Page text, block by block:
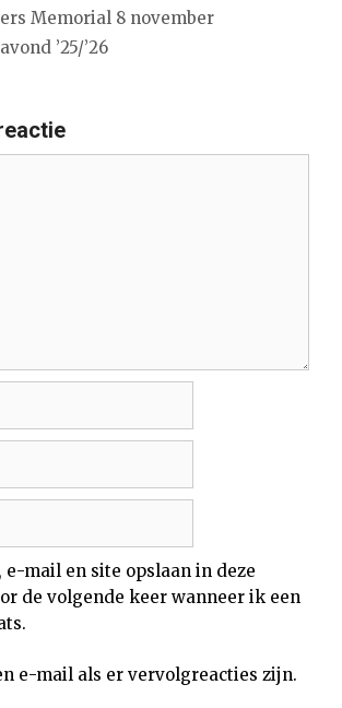
Memorial 8 november
’25/’26
e-mail en site opslaan in deze
de volgende keer wanneer ik een
e-mail als er vervolgreacties zijn.